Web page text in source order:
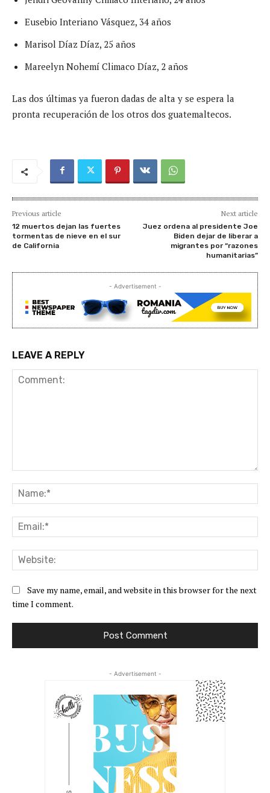
Eusebio Interiano Vásquez, 34 años
Marisol Díaz Díaz, 25 años
Mareelyn Nohemí Climaco Díaz, 2 años
Las dos últimas ya fueron dadas de alta y se espera la
pronta recuperación de los otros dos guatemaltecos.
Previous article
12 muertos dejan las fuertes
tormentas de nieve en el sur
de California
Next article
Juez ordena al presidente Joe
Biden dejar de liberar a
migrantes por “razones
humanitarias”
- Advertisement -
LEAVE A REPLY
Save my name, email, and website in this browser for the next
time I comment.
- Advertisement -